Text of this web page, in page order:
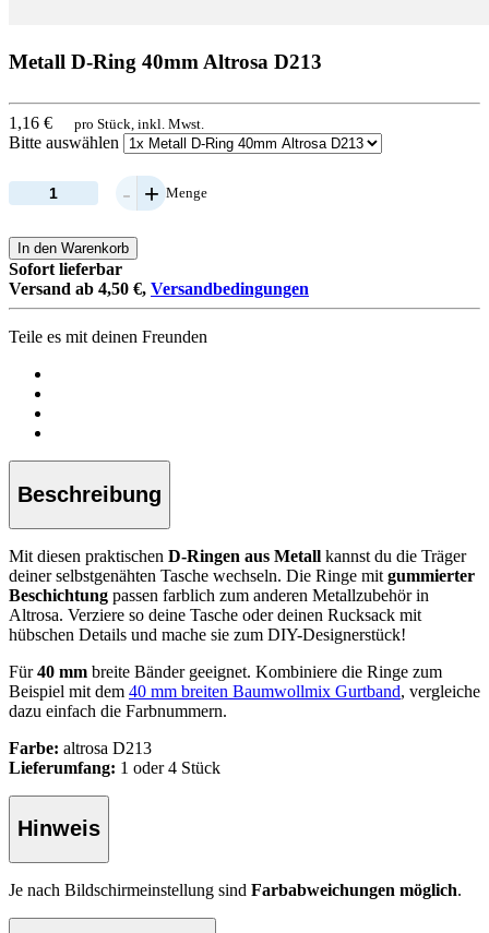
Metall D-Ring 40mm Altrosa D213
1,16 € pro Stück, inkl. Mwst.
Bitte auswählen
- + Menge
In den Warenkorb
Sofort lieferbar
Versand ab 4,50 €, Versandbedingungen
Teile es mit deinen Freunden
Beschreibung
Mit diesen praktischen D-Ringen aus Metall kannst du die Träger
deiner selbstgenähten Tasche wechseln. Die Ringe mit gummierter
Beschichtung passen farblich zum anderen Metallzubehör in
Altrosa. Verziere so deine Tasche oder deinen Rucksack mit
hübschen Details und mache sie zum DIY-Designerstück!
Für40 mm breite Bänder geeignet. Kombiniere die Ringe zum
Beispiel mit dem 40 mm breiten Baumwollmix Gurtband, vergleiche
dazu einfach die Farbnummern.
Farbe: altrosa D213
Lieferumfang: 1 oder 4 Stück
Hinweis
Je nach Bildschirmeinstellung sind Farbabweichungen möglich.